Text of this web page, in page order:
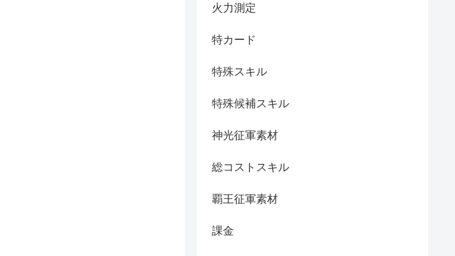
火力測定
特カード
特殊スキル
特殊候補スキル
神光征軍素材
総コストスキル
覇王征軍素材
課金